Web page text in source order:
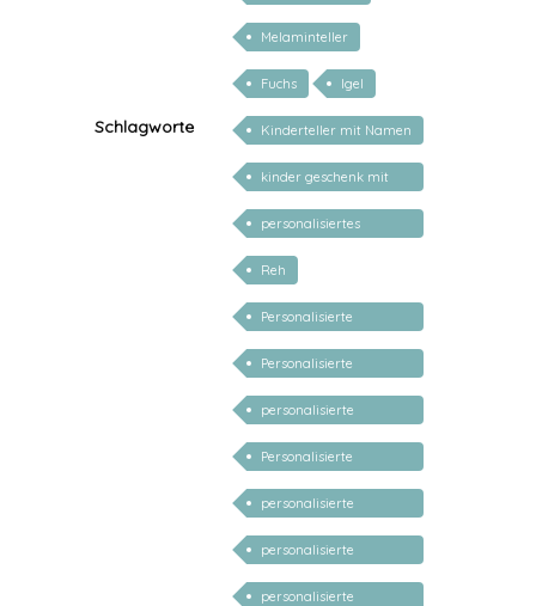
Schlagworte
Melaminteller
Fuchs Igel
Kinderteller mit Namen
personalisiert
kinder geschenk mit
namen
personalisiertes
Geschenk Baby
Reh
Personalisierte
Geschenke Geburt
Taufe
Personalisierte
Geschenke für Kinder
personalisierte
Geschenke für Baby
Personalisierte
Ostergeschenke
personalisierte
Geschenke Kind 1 Jahr
personalisierte
Geschenke Kind 2 Jahr
personalisierte